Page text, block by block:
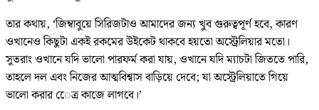
তার কথায়, ‘জিম্বাবুয়ে সিরিজটাও আমাদের জন্য খুব গুরুত্বপূর্ণ হবে, কারণ
ওখানেও কিছুটা একই রকমের উইকেট থাকবে হয়তো অস্ট্রেলিয়ার মতো।
সুতরাং ওখানে যদি ভালো পারফর্ম করা যায়, ওখানে যদি ম্যাচটা জিততে পারি,
তাহলে দল এবং নিজের আত্মবিশ্বাস বাড়িয়ে দেবে; যা অস্ট্রেলিয়াতে গিয়ে
ভালো করার েেত্র কাজে লাগবে।’